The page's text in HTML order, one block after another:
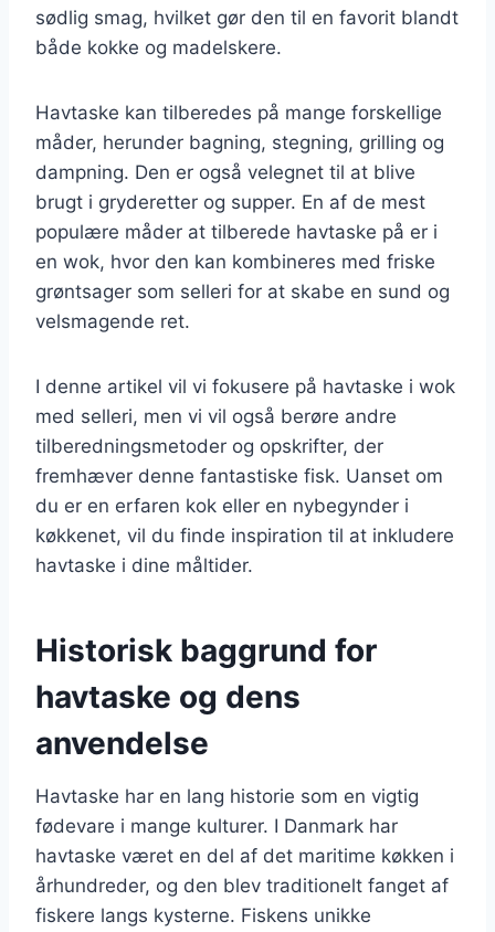
sødlig smag, hvilket gør den til en favorit blandt
både kokke og madelskere.
Havtaske kan tilberedes på mange forskellige
måder, herunder bagning, stegning, grilling og
dampning. Den er også velegnet til at blive
brugt i gryderetter og supper. En af de mest
populære måder at tilberede havtaske på er i
en wok, hvor den kan kombineres med friske
grøntsager som selleri for at skabe en sund og
velsmagende ret.
I denne artikel vil vi fokusere på havtaske i wok
med selleri, men vi vil også berøre andre
tilberedningsmetoder og opskrifter, der
fremhæver denne fantastiske fisk. Uanset om
du er en erfaren kok eller en nybegynder i
køkkenet, vil du finde inspiration til at inkludere
havtaske i dine måltider.
Historisk baggrund for
havtaske og dens
anvendelse
Havtaske har en lang historie som en vigtig
fødevare i mange kulturer. I Danmark har
havtaske været en del af det maritime køkken i
århundreder, og den blev traditionelt fanget af
fiskere langs kysterne. Fiskens unikke